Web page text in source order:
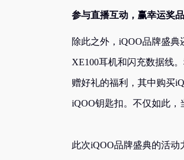
参与直播互动，赢幸运奖品
除此之外，iQOO品牌盛
XE100耳机和闪充数据线
赠好礼的福利，其中购买
iQOO钥匙扣。不仅如此，
此次iQOO品牌盛典的活